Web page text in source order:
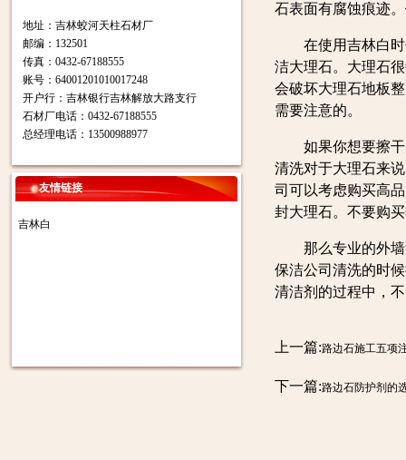
地址：吉林蛟河天柱石材厂
邮编：132501
传真：0432-67188555
账号：64001201010017248
开户行：吉林银行吉林解放大路支行
石材厂电话：0432-67188555
总经理电话：13500988977
友情链接
吉林白
石表面有腐蚀痕迹
在使用吉林白时
洁大理石。大理石
会破坏大理石地板
需要注意的。
如果你想要擦干
清洗对于大理石来
司可以考虑购买高
封大理石。不要购
那么专业的外墙
保洁公司清洗的时
清洁剂的过程中，
上一篇:路边石施工五项
下一篇:路边石防护剂的